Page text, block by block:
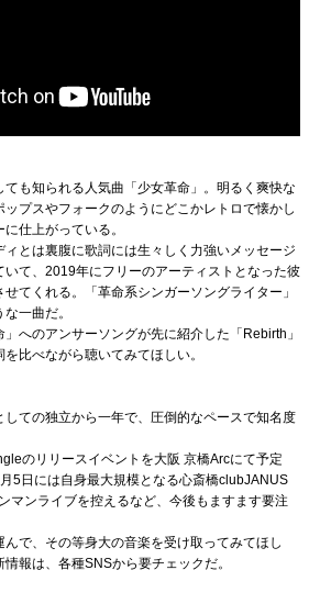
ても知られる人気曲「少女革命」。明るく爽快な
プスやフォークのようにどこかレトロで懐かし
仕上がっている。
とは裏腹に歌詞には生々しく力強いメッセージ
いて、2019年にフリーのアーティストとなった彼
てくれる。「革命系シンガーソングライター」
一曲だ。
へのアンサーソングが先に紹介した「Rebirth」
比べながら聴いてみてほしい。
しての独立から一年で、圧倒的なペースで知名度
のリリースイベントを大阪 京橋Arcにて予定
5日には自身最大規模となる心斎橋clubJANUS
マンライブを控えるなど、今後もますます要注
で、その等身大の音楽を受け取ってみてほし
報は、各種SNSから要チェックだ。